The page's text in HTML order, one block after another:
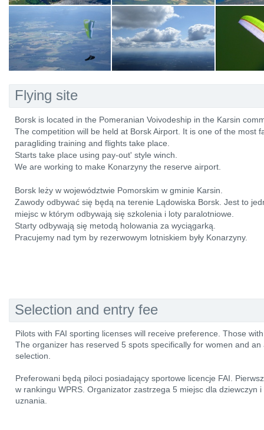
Flying site
Borsk is located in the Pomeranian Voivodeship in the Karsin
The competition will be held at Borsk Airport. It is one of the most
paragliding training and flights take place.
Starts take place using pay-out' style winch.
We are working to make Konarzyny the reserve airport.
Borsk leży w województwie Pomorskim w gminie Karsin.
Zawody odbywać się będą na terenie Lądowiska Borsk. Jest to
miejsc w którym odbywają się szkolenia i loty paralotniowe.
Starty odbywają się metodą holowania za wyciągarką.
Pracujemy nad tym by rezerwowym lotniskiem były Konarzyny.
Selection and entry fee
Pilots with FAI sporting licenses will receive preference. Those
The organizer has reserved 5 spots specifically for women and
selection.
Preferowani będą piloci posiadający sportowe licencje FAI.
w rankingu WPRS. Organizator zastrzega 5 miejsc dla dziewczyn
uznania.